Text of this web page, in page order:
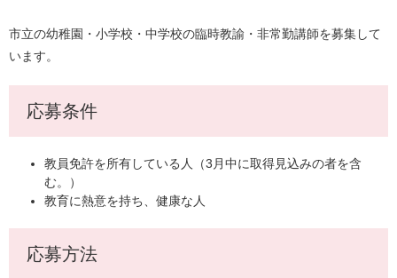
市立の幼稚園・小学校・中学校の臨時教諭・非常勤講師を募集して
います。
応募条件
教員免許を所有している人（3月中に取得見込みの者を含
む。）
教育に熱意を持ち、健康な人
応募方法